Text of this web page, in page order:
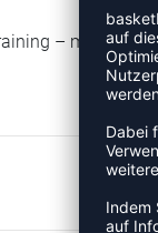
– mit